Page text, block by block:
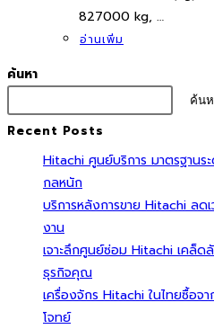
827000 kg, …
อ่านเพิ่ม
ค้นหา
ค้น
Recent Posts
Hitachi ศูนย์บริการ มาตรฐานร
กลหนัก
บริการหลังการขาย Hitachi ลด
งาน
เจาะลึกศูนย์ซ่อม Hitachi เคล็
ธุรกิจคุณ
เครื่องจักร Hitachi ในไทยซื้อจ
โจทย์